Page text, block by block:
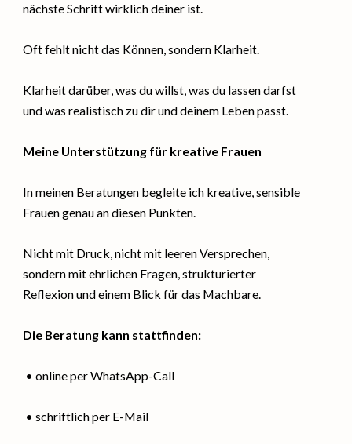
nächste Schritt wirklich deiner ist.
Oft fehlt nicht das Können, sondern Klarheit.
Klarheit darüber, was du willst, was du lassen darfst
und was realistisch zu dir und deinem Leben passt.
Meine Unterstützung für kreative Frauen
In meinen Beratungen begleite ich kreative, sensible
Frauen genau an diesen Punkten.
Nicht mit Druck, nicht mit leeren Versprechen,
sondern mit ehrlichen Fragen, strukturierter
Reflexion und einem Blick für das Machbare.
Die Beratung kann stattfinden:
• online per WhatsApp-Call
• schriftlich per E-Mail